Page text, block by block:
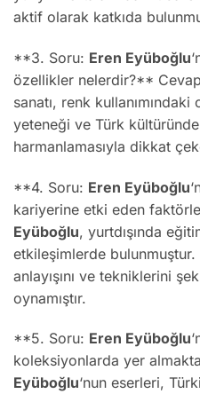
aktif olarak katkıda
**3. Soru: Eren Eyüboğlu
özellikler nelerdir?**
sanatı, renk
yeteneği ve Türk
harmanlamasıyla dikkat
**4. Soru: Eren Eyüboğlu
kariyerine etki eden
Eyüboğlu, yurtdışında
etkileşimlerde
anlayışını ve tekniklerini
oynamıştır.
**5. Soru: Eren Eyüboğlu
koleksiyonlarda yer
Eyüboğlu‘nun eserleri,